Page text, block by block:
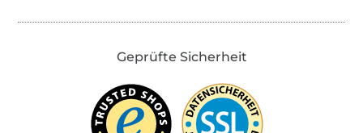
Geprüfte Sicherheit